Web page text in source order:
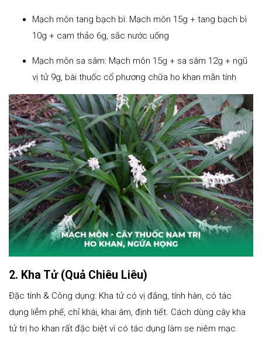
Mạch môn tang bạch bì: Mạch môn 15g + tang bạch bì
10g + cam thảo 6g, sắc nước uống
Mạch môn sa sâm: Mạch môn 15g + sa sâm 12g + ngũ
vị tử 9g, bài thuốc cổ phương chữa ho khan mãn tính
2. Kha Tử (Quả Chiêu Liêu)
Đặc tính & Công dụng: Kha tử có vị đắng, tính hàn, có tác
dụng liễm phế, chỉ khái, khai âm, định tiết. Cách dùng cây kha
tử trị ho khan rất đặc biệt vì có tác dụng làm se niêm mạc